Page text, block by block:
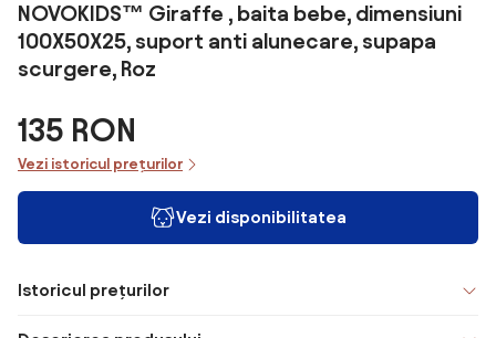
NOVOKIDS™ Giraffe , baita bebe, dimensiuni
100X50X25, suport anti alunecare, supapa
scurgere, Roz
135 RON
Vezi istoricul prețurilor
Vezi disponibilitatea
Istoricul prețurilor